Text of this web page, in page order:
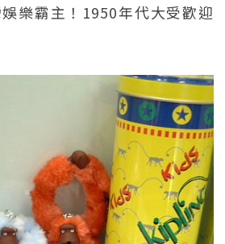
樂霸主！1950年代大受歡迎